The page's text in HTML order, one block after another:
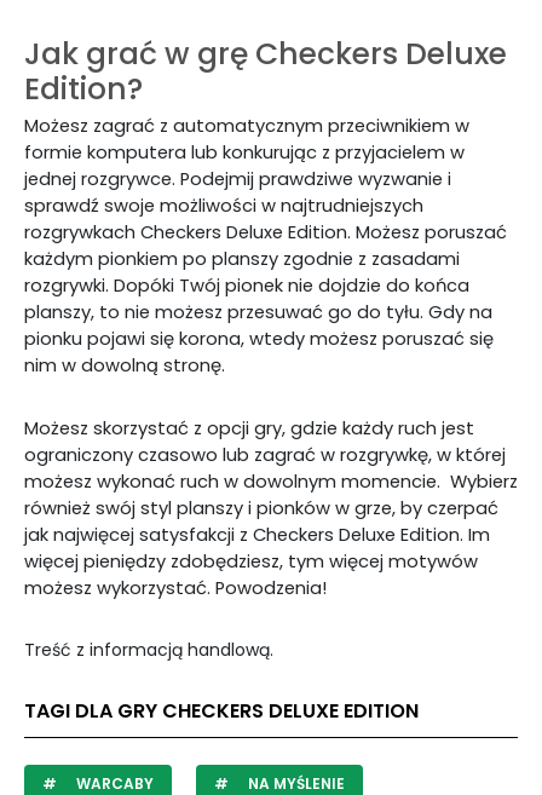
Jak grać w grę Checkers Deluxe
Edition?
Możesz zagrać z automatycznym przeciwnikiem w
formie komputera lub konkurując z przyjacielem w
jednej rozgrywce. Podejmij prawdziwe wyzwanie i
sprawdź swoje możliwości w najtrudniejszych
rozgrywkach Checkers Deluxe Edition. Możesz poruszać
każdym pionkiem po planszy zgodnie z zasadami
rozgrywki. Dopóki Twój pionek nie dojdzie do końca
planszy, to nie możesz przesuwać go do tyłu. Gdy na
pionku pojawi się korona, wtedy możesz poruszać się
nim w dowolną stronę.
Możesz skorzystać z opcji gry, gdzie każdy ruch jest
ograniczony czasowo lub zagrać w rozgrywkę, w której
możesz wykonać ruch w dowolnym momencie. Wybierz
również swój styl planszy i pionków w grze, by czerpać
jak najwięcej satysfakcji z Checkers Deluxe Edition. Im
więcej pieniędzy zdobędziesz, tym więcej motywów
możesz wykorzystać. Powodzenia!
Treść z informacją handlową.
TAGI DLA GRY CHECKERS DELUXE EDITION
WARCABY NA MYŚLENIE